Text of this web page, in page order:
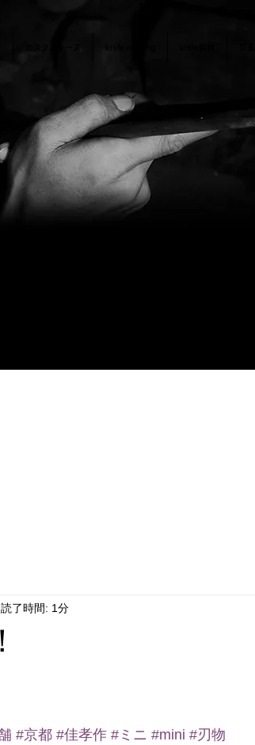
読了時間: 1分
#京都 #佳孝作 #ミニ #mini #刃物